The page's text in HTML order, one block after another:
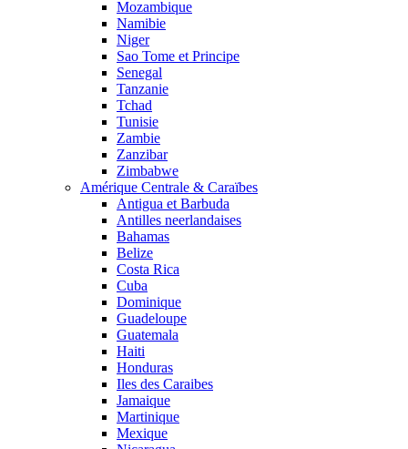
Mozambique
Namibie
Niger
Sao Tome et Principe
Senegal
Tanzanie
Tchad
Tunisie
Zambie
Zanzibar
Zimbabwe
Amérique Centrale & Caraïbes
Antigua et Barbuda
Antilles neerlandaises
Bahamas
Belize
Costa Rica
Cuba
Dominique
Guadeloupe
Guatemala
Haiti
Honduras
Iles des Caraibes
Jamaique
Martinique
Mexique